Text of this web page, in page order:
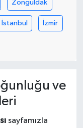
Zonguldak
İstanbul İzmir
ve
sayfamızla